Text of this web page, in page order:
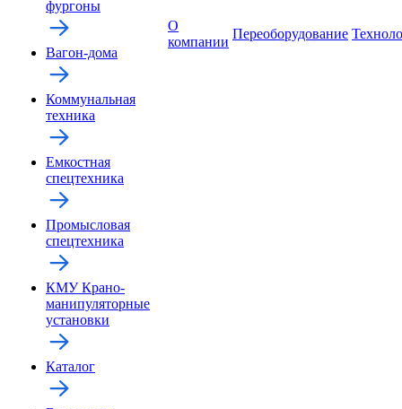
фургоны
Вагон-дома
Коммунальная
техника
Емкостная
спецтехника
Промысловая
спецтехника
КМУ Крано-
манипуляторные
установки
Каталог
О
компании
Переоборудование